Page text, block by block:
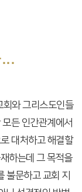
회와그리스도인들
든 인간관계에서
대처하고 해결할
하는데 그 목적을
불문하고 교회 지